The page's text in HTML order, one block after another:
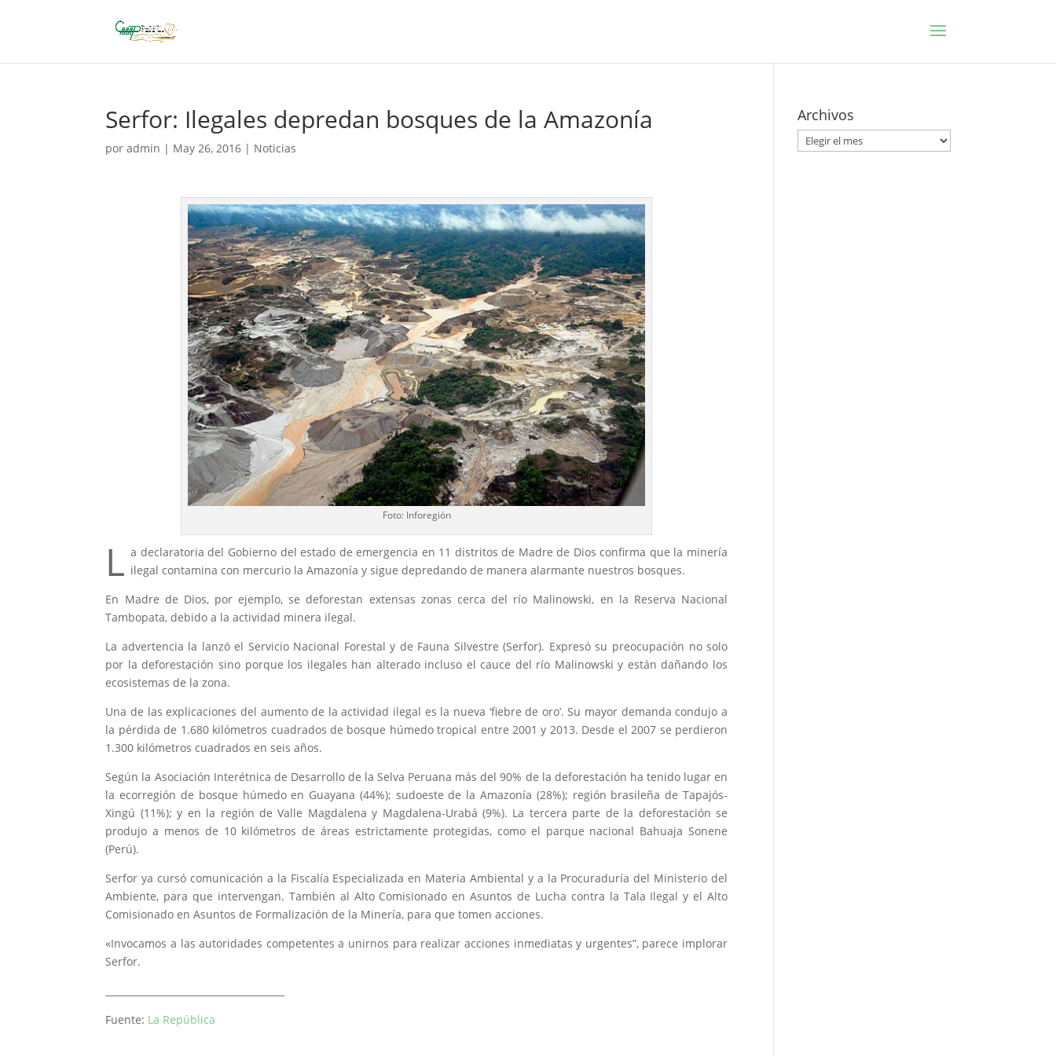
Serfor: Ilegales depredan bosques de la Amazonía
poradmin | May 26, 2016 | Noticias
Foto: Inforegión
L a declaratoria del Gobierno del estado de emergencia en 11 distritos de Madre de Dios confirma que la minería
ilegal contamina con mercurio la Amazonía y sigue depredando de manera alarmante nuestros bosques.
En Madre de Dios, por ejemplo, se deforestan extensas zonas cerca del río Malinowski, en la Reserva Nacional
Tambopata, debido a la actividad minera ilegal.
La advertencia la lanzó el Servicio Nacional Forestal y de Fauna Silvestre (Serfor). Expresó su preocupación no solo
por la deforestación sino porque los ilegales han alterado incluso el cauce del río Malinowski y están dañando los
ecosistemas de la zona.
Una de las explicaciones del aumento de la actividad ilegal es la nueva ‘fiebre de oro’. Su mayor demanda condujo a
la pérdida de 1.680 kilómetros cuadrados de bosque húmedo tropical entre 2001 y 2013. Desde el 2007 se perdieron
1.300 kilómetros cuadrados en seis años.
Según la Asociación Interétnica de Desarrollo de la Selva Peruana más del 90% de la deforestación ha tenido lugar en
la ecorregión de bosque húmedo en Guayana (44%); sudoeste de la Amazonía (28%); región brasileña de Tapajós-
Xingú (11%); y en la región de Valle Magdalena y Magdalena-Urabá (9%). La tercera parte de la deforestación se
produjo a menos de 10 kilómetros de áreas estrictamente protegidas, como el parque nacional Bahuaja Sonene
(Perú).
Serfor ya cursó comunicación a la Fiscalía Especializada en Materia Ambiental y a la Procuraduría del Ministerio del
Ambiente, para que intervengan. También al Alto Comisionado en Asuntos de Lucha contra la Tala Ilegal y el Alto
Comisionado en Asuntos de Formalización de la Minería, para que tomen acciones.
«Invocamos a las autoridades competentes a unirnos para realizar acciones inmediatas y urgentes”, parece implorar
Serfor.
Fuente: La República
Archivos
Archivos